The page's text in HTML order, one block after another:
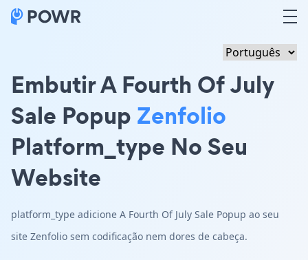
Embutir A Fourth Of July
Sale Popup Zenfolio
Platform_type No Seu
Website
platform_type adicione A Fourth Of July Sale Popup ao seu
site Zenfolio sem codificação nem dores de cabeça.